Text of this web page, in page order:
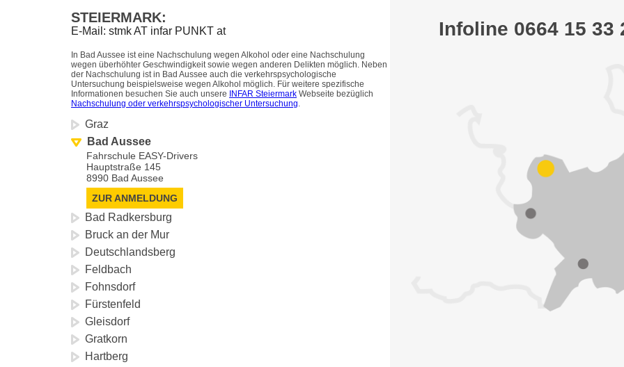
STEIERMARK:
E-Mail: stmk AT infar PUNKT at
In Bad Aussee ist eine Nachschulung wegen Alkohol oder eine Nachschulung
wegen überhöhter Geschwindigkeit sowie wegen anderen Delikten möglich. Neben
der Nachschulung ist in Bad Aussee auch die verkehrspsychologische
Untersuchung beispielsweise wegen Alkohol möglich. Für weitere spezifische
Informationen besuchen Sie auch unsere
INFAR Steiermark Webseite bezüglich
Nachschulung oder verkehrspsychologischer Untersuchung.
Graz
Bad Aussee
Fahrschule EASY-Drivers
Hauptstraße 145
8990 Bad Aussee
ZUR ANMELDUNG
Bad Radkersburg
Bruck an der Mur
Deutschlandsberg
Feldbach
Fohnsdorf
Fürstenfeld
Gleisdorf
Gratkorn
Hartberg
Infoline 0664 15 33